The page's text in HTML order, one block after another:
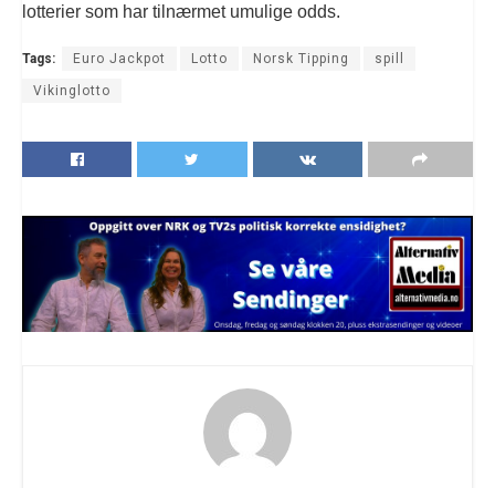
lotterier som har tilnærmet umulige odds.
Tags: Euro Jackpot Lotto Norsk Tipping spill
Vikinglotto